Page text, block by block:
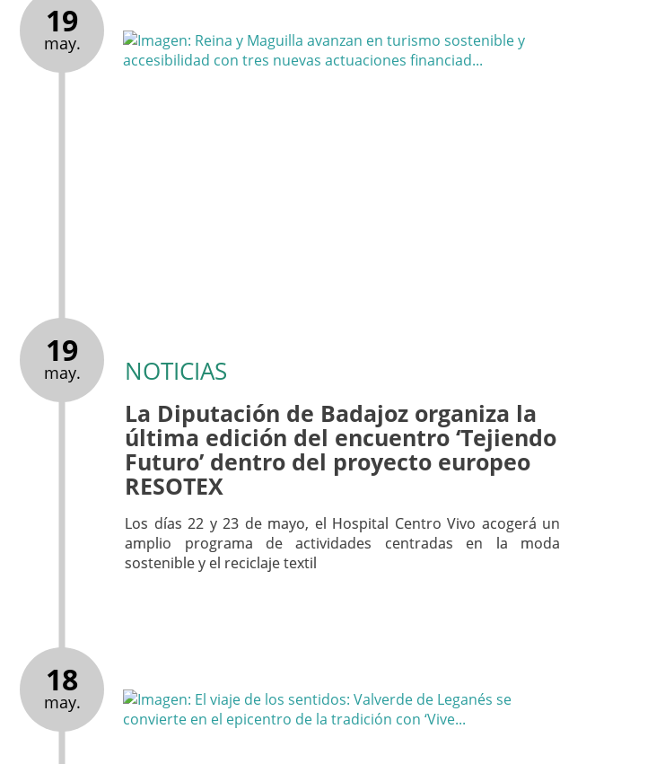
19
may.
19
may. NOTICIAS
La Diputación de Badajoz organiza la
última edición del encuentro ‘Tejiendo
Futuro’ dentro del proyecto europeo
RESOTEX
Los días 22 y 23 de mayo, el Hospital Centro Vivo acogerá un
amplio programa de actividades centradas en la moda
sostenible y el reciclaje textil
18
may.